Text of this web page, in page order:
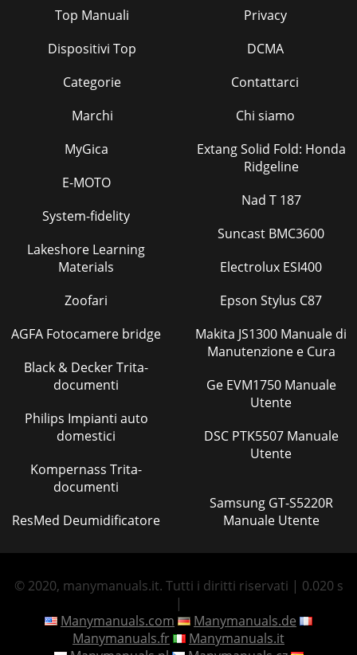
Top Manuali
Dispositivi Top
Categorie
Marchi
Privacy
DCMA
Contattarci
Chi siamo
MyGica
E-MOTO
System-fidelity
Lakeshore Learning
Materials
Zoofari
AGFA Fotocamere bridge
Black & Decker Trita-
documenti
Philips Impianti auto
domestici
Kompernass Trita-
documenti
ResMed Deumidificatore
Extang Solid Fold: Honda
Ridgeline
Nad T 187
Suncast BMC3600
Electrolux ESI400
Epson Stylus C87
Makita JS1300 Manuale di
Manutenzione e Cura
Ge EVM1750 Manuale
Utente
DSC PTK5507 Manuale
Utente
Samsung GT-S5220R
Manuale Utente
© 2020, manymanuals.it. Tutti i diritti riservati | 0.020 s
|
Manymanuals.com
Manymanuals.de
Manymanuals.fr
Manymanuals.it